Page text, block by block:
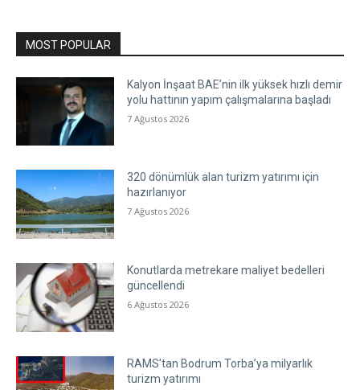
MOST POPULAR
Kalyon İnşaat BAE’nin ilk yüksek hızlı demir
yolu hattının yapım çalışmalarına başladı
7 Ağustos 2026
320 dönümlük alan turizm yatırımı için
hazırlanıyor
7 Ağustos 2026
Konutlarda metrekare maliyet bedelleri
güncellendi
6 Ağustos 2026
RAMS’tan Bodrum Torba’ya milyarlık
turizm yatırımı